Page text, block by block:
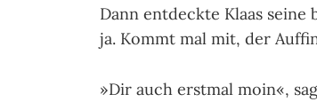
Dann entdeckte Klaas
ja. Kommt mal mit, der
»Dir auch erstmal moin«,